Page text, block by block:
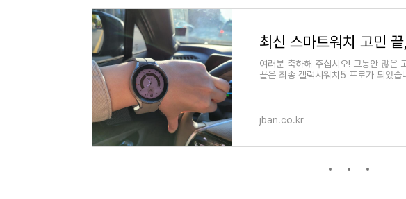
여러분 축하해 주십시오! 그동안 많은
끝은 최종 갤럭시워치5 프로가 되었습
jban.co.kr